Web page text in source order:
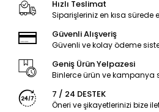
Hızlı Teslimat
Siparişleriniz en kısa sürede
Güvenli Alışveriş
Güvenli ve kolay ödeme
Geniş Ürün Yelpazesi
Binlerce ürün ve kampanya
7 / 24 DESTEK
Öneri ve şikayetlerinizi bize